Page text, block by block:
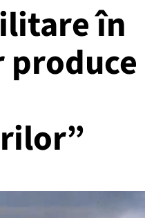
în
produce